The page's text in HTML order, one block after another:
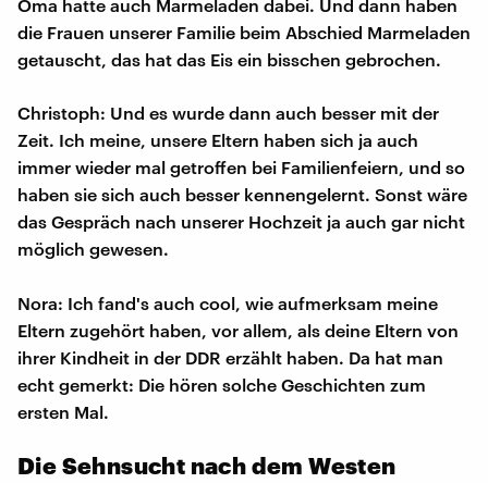
Oma hatte auch Marmeladen dabei. Und dann haben
die Frauen unserer Familie beim Abschied Marmeladen
getauscht, das hat das Eis ein bisschen gebrochen.
Christoph: Und es wurde dann auch besser mit der
Zeit. Ich meine, unsere Eltern haben sich ja auch
immer wieder mal getroffen bei Familienfeiern, und so
haben sie sich auch besser kennengelernt. Sonst wäre
das Gespräch nach unserer Hochzeit ja auch gar nicht
möglich gewesen.
Nora: Ich fand's auch cool, wie aufmerksam meine
Eltern zugehört haben, vor allem, als deine Eltern von
ihrer Kindheit in der DDR erzählt haben. Da hat man
echt gemerkt: Die hören solche Geschichten zum
ersten Mal.
Die Sehnsucht nach dem Westen